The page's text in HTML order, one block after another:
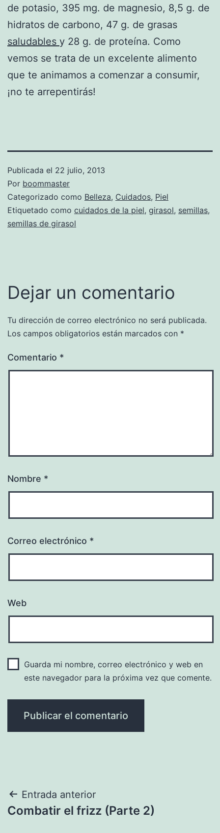
de potasio, 395 mg. de magnesio, 8,5 g. de
hidratos de carbono, 47 g. de grasas
saludables y 28 g. de proteína. Como
vemos se trata de un excelente alimento
que te animamos a comenzar a consumir,
¡no te arrepentirás!
Publicada el 22 julio, 2013
Por boommaster
Categorizado como Belleza, Cuidados, Piel
Etiquetado como cuidados de la piel, girasol, semillas,
semillas de girasol
Dejar un comentario
Tu dirección de correo electrónico no será publicada.
Los campos obligatorios están marcados con *
Comentario *
Nombre *
Correo electrónico *
Web
Guarda mi nombre, correo electrónico y web en
este navegador para la próxima vez que comente.
Navegación
de
Entrada anterior
Combatir el frizz (Parte 2)